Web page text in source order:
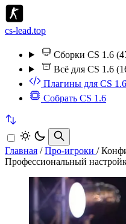
cs-lead.top
Сборки CS 1.6
Всё для CS 1.6
Плагины для CS 1.6
Собрать CS 1.6
Главная / Про-игроки /
Профессиональный